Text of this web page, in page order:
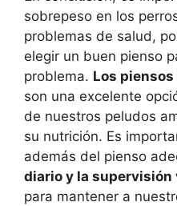
sobrepeso en los
problemas de salud,
elegir un buen pienso
problema. Los
son una excelente
de nuestros peludos
su nutrición. Es
además del pienso
diario y la supervisión
para mantener a